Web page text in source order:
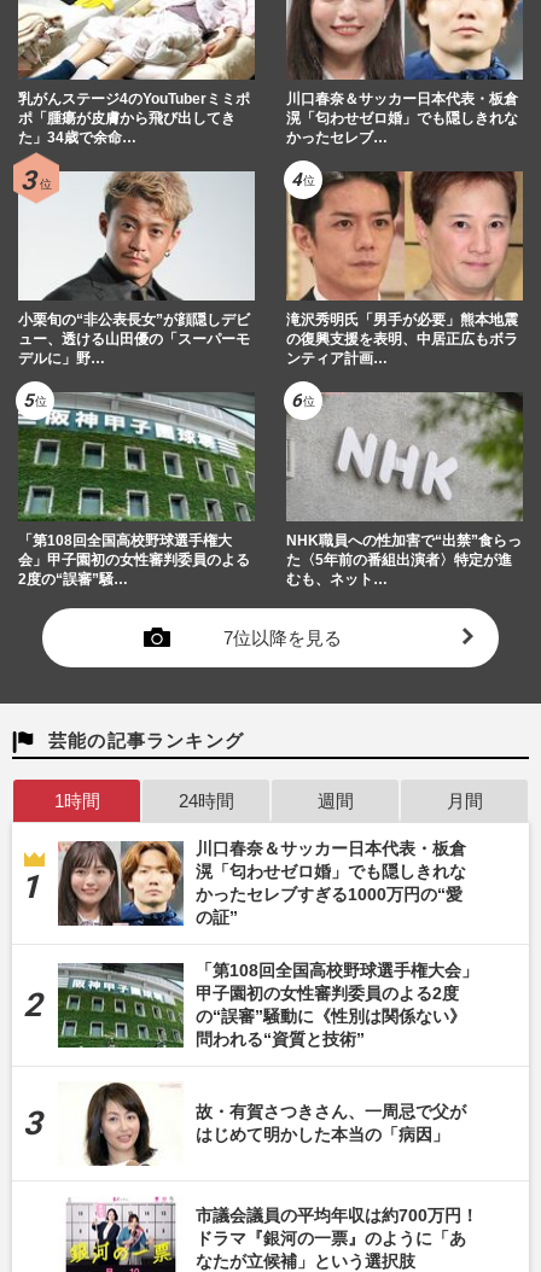
佐々木希、仲間由紀恵、三田寛子…“芸能
人サレ妻”が不倫夫と別れないのは「女の
意地」修羅場を越えた強さ
週刊女性2025年7月22日号
中村芝翫、妻・三田寛子と「非常に仲よ
く」ズレた“良好アピール”に「そう思って
るのは自分だけ」の冷めた…
2025/3/1
乳がんステージ4のYouTuberミミポ
ポ「腫瘍が皮膚から飛び出してき
た」34歳で余命…
川口春奈＆サッカー日本代表・板倉
滉「匂わせゼロ婚」でも隠しきれな
かったセレブ…
小栗旬の“非公表長女”が顔隠しデビ
ュー、透ける山田優の「スーパーモ
デルに」野…
滝沢秀明氏「男手が必要」熊本地震
の復興支援を表明、中居正広もボラ
ンティア計画…
「第108回全国高校野球選手権大
会」甲子園初の女性審判委員のよる
2度の“誤審”騒…
NHK職員への性加害で“出禁”食らっ
た〈5年前の番組出演者〉特定が進
むも、ネット…
7位以降を見る
芸能の記事ランキング
1時間 24時間 週間 月間
川口春奈＆サッカー日本代表・板倉
滉「匂わせゼロ婚」でも隠しきれな
かったセレブすぎる1000万円の“愛
の証”
「第108回全国高校野球選手権大会」
甲子園初の女性審判委員のよる2度
の“誤審”騒動に《性別は関係ない》
問われる“資質と技術”
故・有賀さつきさん、一周忌で父が
はじめて明かした本当の「病因」
市議会議員の平均年収は約700万円！
ドラマ『銀河の一票』のように「あ
なたが立候補」という選択肢